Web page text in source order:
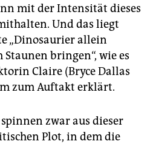
mit der Intensität dieses
Und das liegt
„Dinosaurier allein
bringen“, wie es
Claire (Bryce Dallas
zum Auftakt erklärt.
zwar aus dieser
Plot, in dem die